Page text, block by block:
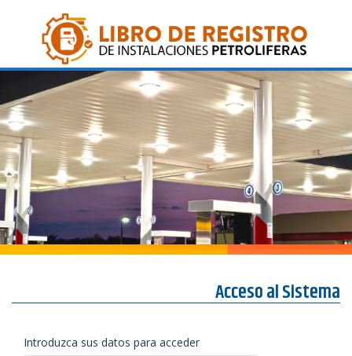
Acceso al Sistema
Introduzca sus datos para acceder